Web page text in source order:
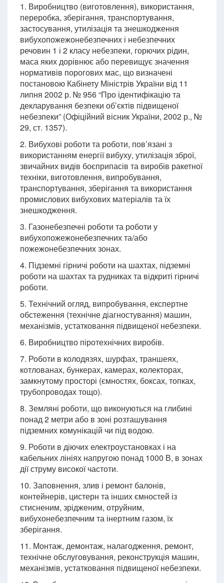
1. Виробництво (виготовлення), використання,
переробка, зберігання, транспортування,
застосування, утилізація та знешкодження
вибухопожежонебезпечних і небезпечних
речовин 1 і 2 класу небезпеки, горючих рідин,
маса яких дорівнює або перевищує значення
нормативів порогових мас, що визначені
постановою Кабінету Міністрів України від 11
липня 2002 р. № 956 “Про ідентифікацію та
декларування безпеки об’єктів підвищеної
небезпеки” (Офіційний вісник України, 2002 р., №
29, ст. 1357).
2. Вибухові роботи та роботи, пов’язані з
використанням енергії вибуху, утилізація зброї,
звичайних видів боєприпасів та виробів ракетної
техніки, виготовлення, випробування,
транспортування, зберігання та використання
промислових вибухових матеріалів та їх
знешкодження.
3. Газонебезпечні роботи та роботи у
вибухопожежонебезпечних та/або
пожежонебезпечних зонах.
4. Підземні гірничі роботи на шахтах, підземні
роботи на шахтах та рудниках та відкриті гірничі
роботи.
5. Технічний огляд, випробування, експертне
обстеження (технічне діагностування) машин,
механізмів, устатковання підвищеної небезпеки.
6. Виробництво піротехнічних виробів.
7. Роботи в колодязях, шурфах, траншеях,
котлованах, бункерах, камерах, колекторах,
замкнутому просторі (ємностях, боксах, топках,
трубопроводах тощо).
8. Земляні роботи, що виконуються на глибині
понад 2 метри або в зоні розташування
підземних комунікацій чи під водою.
9. Роботи в діючих електроустановках і на
кабельних лініях напругою понад 1000 В, в зонах
дії струму високої частоти.
10. Заповнення, злив і ремонт балонів,
контейнерів, цистерн та інших ємностей із
стисненим, зрідженим, отруйним,
вибухонебезпечним та інертним газом, їх
зберігання.
11. Монтаж, демонтаж, налагодження, ремонт,
технічне обслуговування, реконструкція машин,
механізмів, устатковання підвищеної небезпеки.